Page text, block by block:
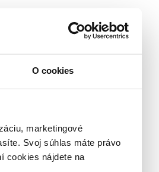
O cookies
marketingové
Svoj súhlas máte právo
cookies nájdete na